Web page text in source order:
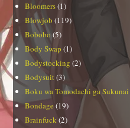
Bloomers(1)
Blowjob (119)
Bobobo(5)
Body Swap (1)
Bodystocking (2)
Bodysuit (3)
Boku wa Tomodachi ga Sukunai
Bondage(19)
Brainfuck (2)